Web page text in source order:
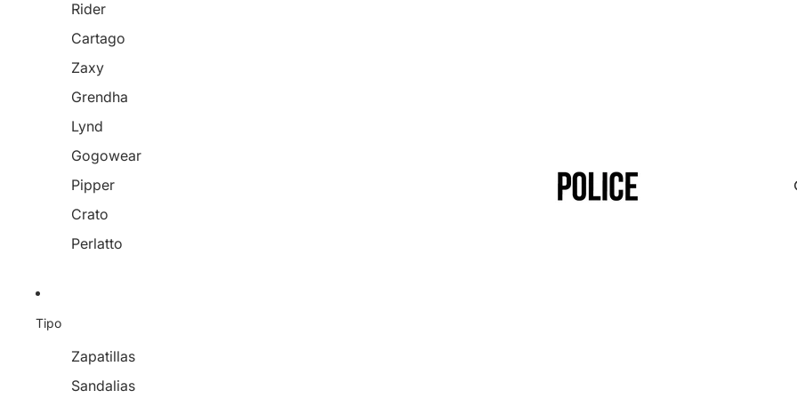
Rider
Cartago
Zaxy
Grendha
Lynd
Gogowear
Pipper
Crato
Perlatto
Tipo
Zapatillas
Sandalias